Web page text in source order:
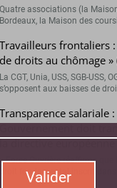
Quatre associations (la
Bordeaux, la Maison des
Travailleurs frontaliers :
de droits au chômage
La CGT, Unia, USS, SGB-USS,
s’opposent aux baisses de
Transparence salariale :
Gouvernement doit
directive européenne
« Force Ouvrière réaffirme
droit fondamental inscrit dans
Valider